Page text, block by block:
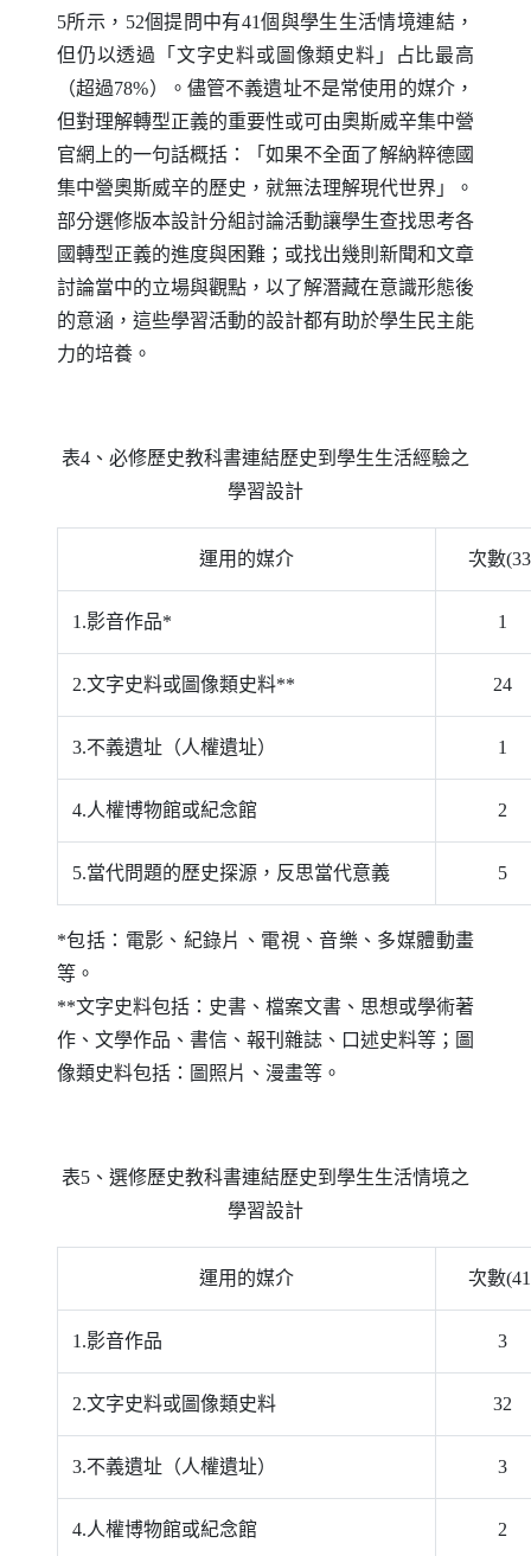
5所示，52個提問中有41個與學生生活情境連結，
但仍以透過「文字史料或圖像類史料」占比最高
（超過78%）。儘管不義遺址不是常使用的媒介，
但對理解轉型正義的重要性或可由奧斯威辛集中營
官網上的一句話概括：「如果不全面了解納粹德國
集中營奧斯威辛的歷史，就無法理解現代世界」。
部分選修版本設計分組討論活動讓學生查找思考各
國轉型正義的進度與困難；或找出幾則新聞和文章
討論當中的立場與觀點，以了解潛藏在意識形態後
的意涵，這些學習活動的設計都有助於學生民主能
力的培養。
表4、必修歷史教科書連結歷史到學生生活經驗之
學習設計
運用的媒介 次數
1.影音作品* 1
2.文字史料或圖像類史料** 24
3.不義遺址（人權遺址） 1
4.人權博物館或紀念館 2
5.當代問題的歷史探源，反思當代意義 5
*包括：電影、紀錄片、電視、音樂、多媒體動畫
等。
**文字史料包括：史書、檔案文書、思想或學術著
作、文學作品、書信、報刊雜誌、口述史料等；圖
像類史料包括：圖照片、漫畫等。
表5、選修歷史教科書連結歷史到學生生活情境之
學習設計
運用的媒介 次數
1.影音作品 3
2.文字史料或圖像類史料 32
3.不義遺址（人權遺址） 3
4.人權博物館或紀念館 2